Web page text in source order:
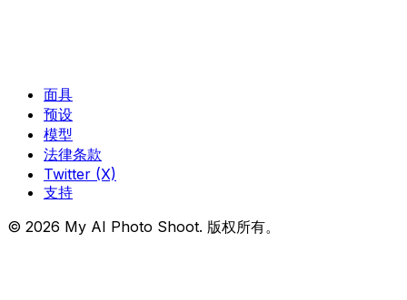
面具
预设
模型
法律条款
Twitter (X)
支持
© 2026 My AI Photo Shoot. 版权所有。